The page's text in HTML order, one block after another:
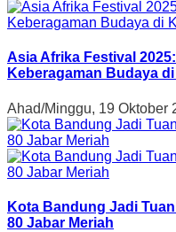
Asia Afrika Festival
Keberagaman Budaya
Ahad/Minggu, 19 Oktober
Kota Bandung Jadi
80 Jabar Meriah